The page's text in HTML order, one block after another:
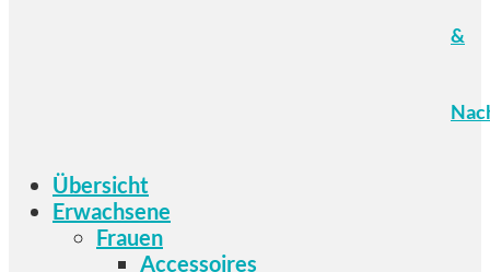
&
Übersicht
Erwachsene
Frauen
Accessoires